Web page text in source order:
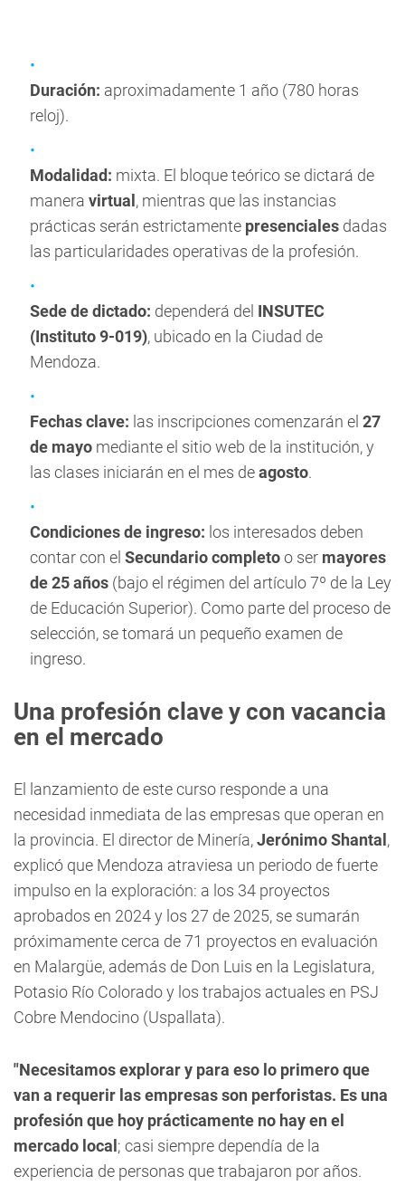
Duración: aproximadamente 1 año (780 horas
reloj).
Modalidad: mixta. El bloque teórico se dictará de
manera virtual , mientras que las instancias
prácticas serán estrictamente presenciales dadas
las particularidades operativas de la profesión.
Sede de dictado: dependerá del INSUTEC
(Instituto 9-019), ubicado en la Ciudad de
Mendoza.
Fechas clave: las inscripciones comenzarán el 27
de mayo mediante el sitio web de la institución, y
las clases iniciarán en el mes deagosto.
Condiciones de ingreso: los interesados deben
contar con el Secundario completoo ser mayores
de 25 años (bajo el régimen del artículo 7º de la Ley
de Educación Superior). Como parte del proceso de
selección, se tomará un pequeño examen de
ingreso.
Una profesión clave y con vacancia
en el mercado
El lanzamiento de este curso responde a una
necesidad inmediata de las empresas que operan en
la provincia. El director de Minería,Jerónimo Shantal ,
explicó que Mendoza atraviesa un periodo de fuerte
impulso en la exploración: a los 34 proyectos
aprobados en 2024 y los 27 de 2025, se sumarán
próximamente cerca de 71 proyectos en evaluación
en Malargüe, además de Don Luis en la Legislatura,
Potasio Río Colorado y los trabajos actuales en PSJ
Cobre Mendocino (Uspallata).
"Necesitamos explorar y para eso lo primero que
van a requerir las empresas son perforistas. Es una
profesión que hoy prácticamente no hay en el
mercado local ; casi siempre dependía de la
experiencia de personas que trabajaron por años.